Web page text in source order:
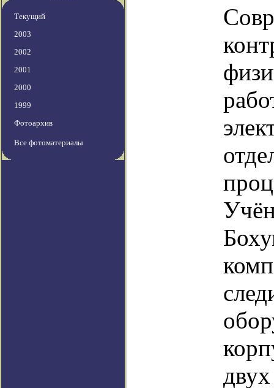
Текущий
2003
2002
2001
2000
1999
Фотоархив
Все фотоматериалы